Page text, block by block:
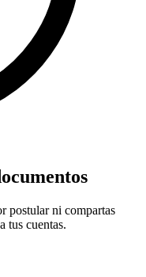
postular ni compartas
tus cuentas.